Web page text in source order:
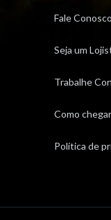
Fale Conosco
Seja um
Trabalhe
Como chegar
Política de